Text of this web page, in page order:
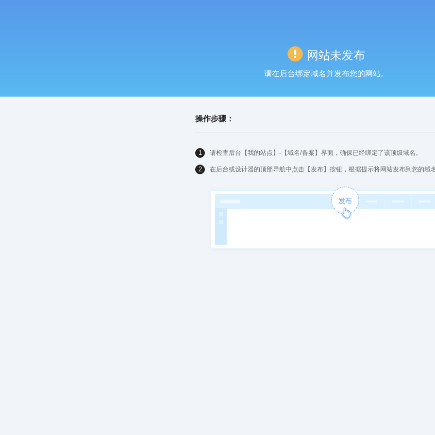
网站未发布
请在后台绑定域名并发布您的网站。
操作步骤：
1 请检查后台【我的站点】-【域名/备案】界面，确保已经绑定了该顶级域名。
2 在后台或设计器的顶部导航中点击【发布】按钮，根据提示将网站发布到您的域